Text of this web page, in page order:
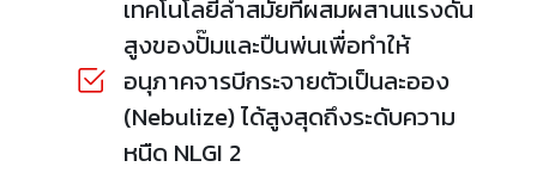
เทคโนโลยีล้ำสมัยที่ผสมผสานแรงดัน
สูงของปั๊มและปืนพ่นเพื่อทำให้
อนุภาคจารบีกระจายตัวเป็นละออง
(Nebulize) ได้สูงสุดถึงระดับความ
หนืด NLGI 2